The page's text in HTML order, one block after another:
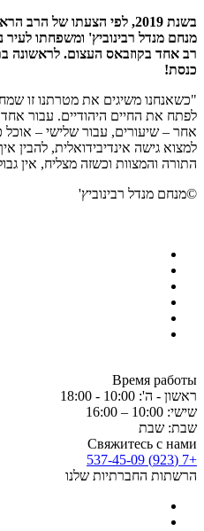
בשנת 2019, לפי הצעתו של
מנחם מנדל רבינוביץ' ומשפחתו לעיר
רב אחד בקוזבאס העצום. לראשונה
כנסת!
"כשאנחנו משיגים את מטרתנו זו
לפתח את החיים היהודיים. עבור
אחר – שיעורים, עבור שלישי – אוכל
למצוא גישה אינדיבידואלית, להבין
התורה והמצוות וכשזה מצליח, אין
©מנחם מנדל רבינוביץ'
Время работы
ראשון - ה': 10:00 - 18:00
שישי: 10:00 – 16:00
שבת: שבת
Свяжитесь с нами
+7 (923) 537-45-09
הרשתות החברתיות שלנו